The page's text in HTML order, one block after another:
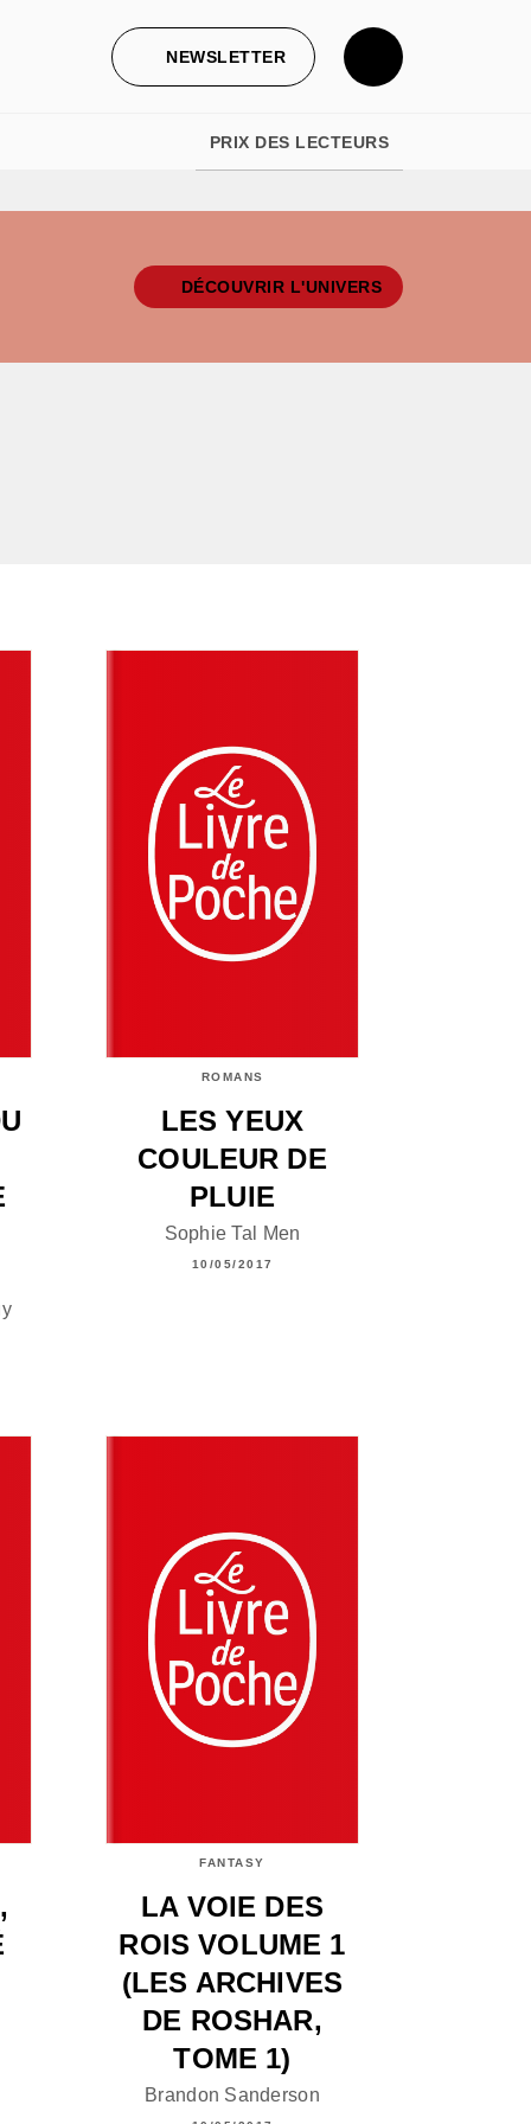
NEWSLETTER
PRIX DES LECTEURS
DÉCOUVRIR L'UNIVERS
ROMANS
LES YEUX
COULEUR DE
PLUIE
Sophie Tal Men
10/05/2017
FANTASY
LA VOIE DES
ROIS VOLUME 1
(LES ARCHIVES
DE ROSHAR,
TOME 1)
Brandon Sanderson